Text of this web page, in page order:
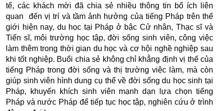
tế, các khách mời đã chia sẻ nhiều thông tin bổ ích liên
quan đến vị trí và tầm ảnh hưởng của tiếng Pháp trên thế
giới hiện nay, du học tại Pháp ở bậc Cử nhân, Thạc sĩ và
Tiến sĩ, môi trường học tập, đời sống sinh viên, công việc
làm thêm trong thời gian du học và cơ hội nghề nghiệp sau
khi tốt nghiệp. Buổi chia sẻ không chỉ khẳng định vị thế của
tiếng Pháp trong đời sống và thị trường việc làm, mà còn
giúp sinh viên hình dung cụ thể về đời sống du học sinh tại
Pháp, khuyến khích sinh viên mạnh dạn lựa chọn tiếng
Pháp và nước Pháp để tiếp tục học tập, nghiên cứu ở trình